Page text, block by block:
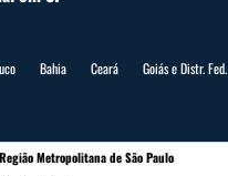
Bahia Ceará Goiás e Distr. Fed.
Região Metropolitana de São Paulo